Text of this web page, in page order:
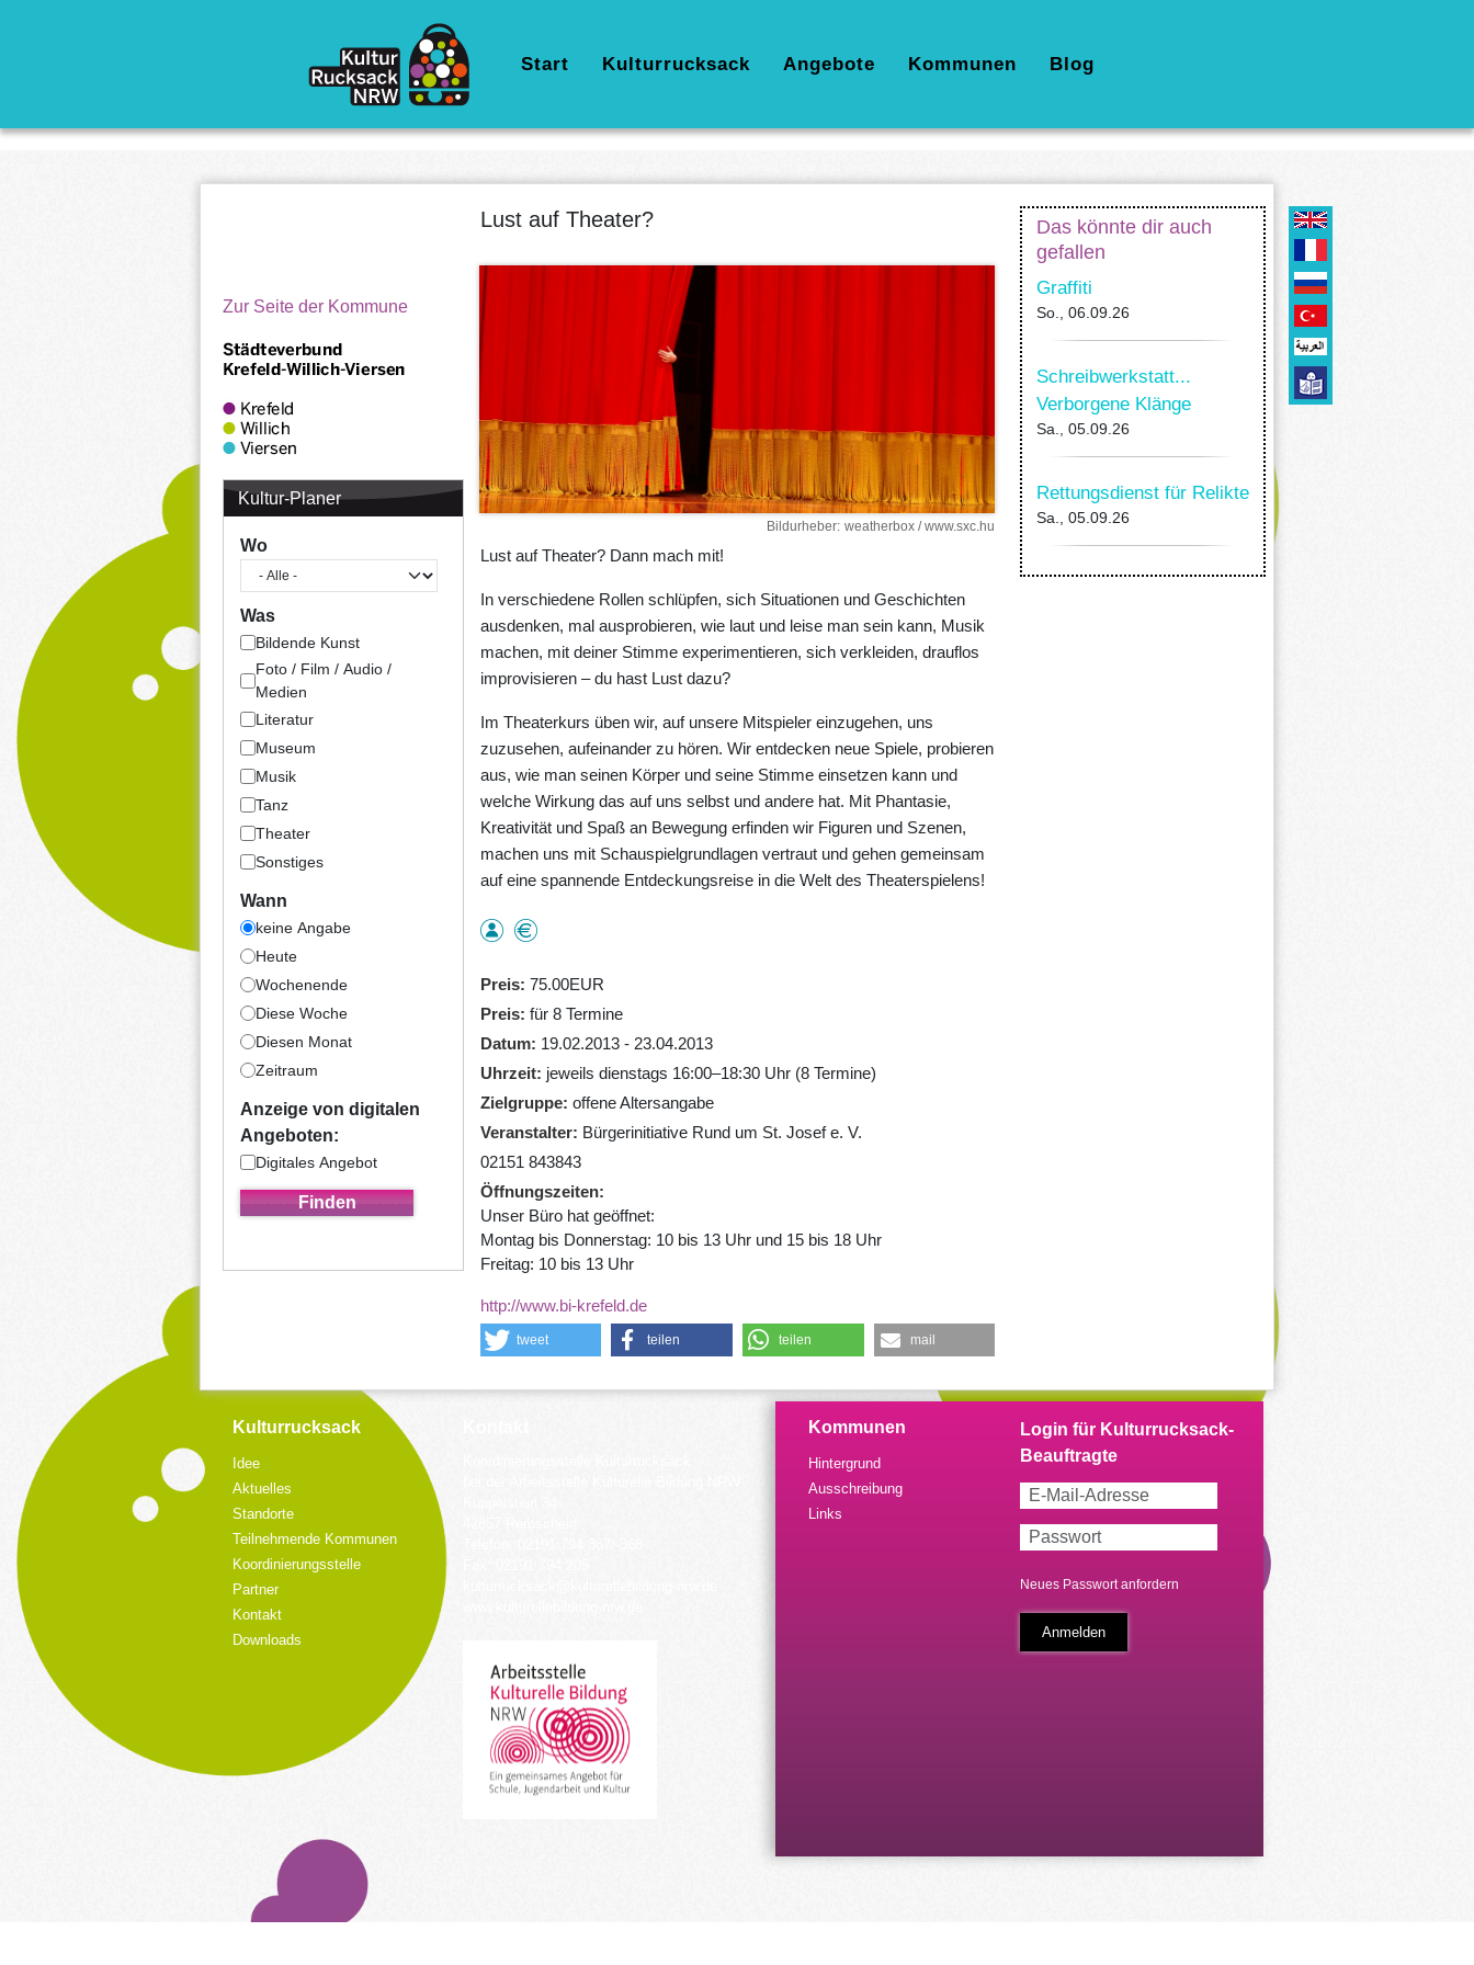
Hauptnavigation
Start Kulturrucksack Angebote Kommunen Blog
Zur Seite der Kommune
Kultur-Planer
Wo
Was
Bildende Kunst
Foto / Film / Audio /
Medien
Literatur
Museum
Musik
Tanz
Theater
Sonstiges
Wann
keine Angabe
Heute
Wochenende
Diese Woche
Diesen Monat
Zeitraum
Anzeige von digitalen
Angeboten:
Digitales Angebot
Lust auf Theater?
Bildurheber weatherbox / www.sxc.hu
Lust auf Theater? Dann mach mit!
In verschiedene Rollen schlüpfen, sich Situationen und Geschichten
ausdenken, mal ausprobieren, wie laut und leise man sein kann, Musik
machen, mit deiner Stimme experimentieren, sich verkleiden, drauflos
improvisieren – du hast Lust dazu?
Im Theaterkurs üben wir, auf unsere Mitspieler einzugehen, uns
zuzusehen, aufeinander zu hören. Wir entdecken neue Spiele, probieren
aus, wie man seinen Körper und seine Stimme einsetzen kann und
welche Wirkung das auf uns selbst und andere hat. Mit Phantasie,
Kreativität und Spaß an Bewegung erfinden wir Figuren und Szenen,
machen uns mit Schauspielgrundlagen vertraut und gehen gemeinsam
auf eine spannende Entdeckungsreise in die Welt des Theaterspielens!
Preis 75.00EUR
Preis für 8 Termine
Datum
19.02.2013 - 23.04.2013
Uhrzeit
jeweils dienstags 16:00–18:30 Uhr (8 Termine)
Zielgruppe offene Altersangabe
Veranstalter
Bürgerinitiative Rund um St. Josef e. V.
02151 843843
Öffnungszeiten
Unser Büro hat geöffnet:
Montag bis Donnerstag: 10 bis 13 Uhr und 15 bis 18 Uhr
Freitag: 10 bis 13 Uhr
http://www.bi-krefeld.de
tweet teilen teilen mail
Das könnte dir auch
gefallen
Graffiti
So., 06.09.26
Schreibwerkstatt...
Verborgene Klänge
Sa., 05.09.26
Rettungsdienst für Relikte
Sa., 05.09.26
Kulturrucksack
Idee
Aktuelles
Standorte
Teilnehmende Kommunen
Koordinierungsstelle
Partner
Kontakt
Downloads
Kommunen
Hintergrund
Ausschreibung
Links
Neues Passwort anfordern